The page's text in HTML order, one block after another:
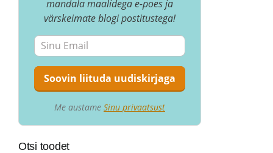
mandala maalidega e-poes ja
värskeimate blogi postitustega!
Me austame Sinu privaatsust
Otsi toodet